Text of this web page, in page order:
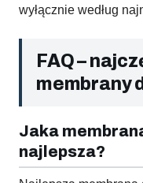
wyłącznie według
FAQ –
membrany
Jaka
najlepsza?